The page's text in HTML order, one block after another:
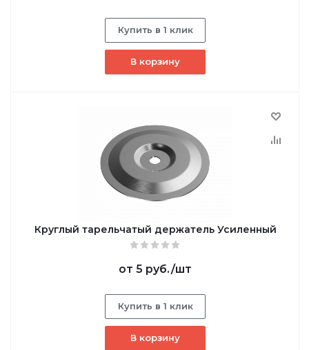
Купить в 1 клик
В корзину
Круглый тарельчатый держатель Усиленный
от 5 руб./шт
Купить в 1 клик
В корзину